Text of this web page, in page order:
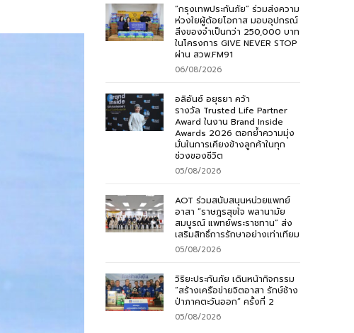
“กรุงเทพประกันภัย” ร่วมส่งความ
ห่วงใยผู้ด้อยโอกาส มอบอุปกรณ์
สิ่งของจำเป็นกว่า 250,000 บาท
ในโครงการ GIVE NEVER STOP
ผ่าน สวพ.FM91
06/08/2026
อลิอันซ์ อยุธยา คว้า
รางวัล Trusted Life Partner
Award ในงาน Brand Inside
Awards 2026 ตอกย้ำความมุ่ง
มั่นในการเคียงข้างลูกค้าในทุก
ช่วงของชีวิต
05/08/2026
AOT ร่วมสนับสนุนหน่วยแพทย์
อาสา “ราษฎรสุขใจ พลานามัย
สมบูรณ์ แพทย์พระราชทาน” ส่ง
เสริมสิทธิ์การรักษาอย่างเท่าเทียม
05/08/2026
วิริยะประกันภัย เดินหน้ากิจกรรม
“สร้างเครือข่ายจิตอาสา รักษ์ช้าง
ป่าภาคตะวันออก” ครั้งที่ 2
05/08/2026